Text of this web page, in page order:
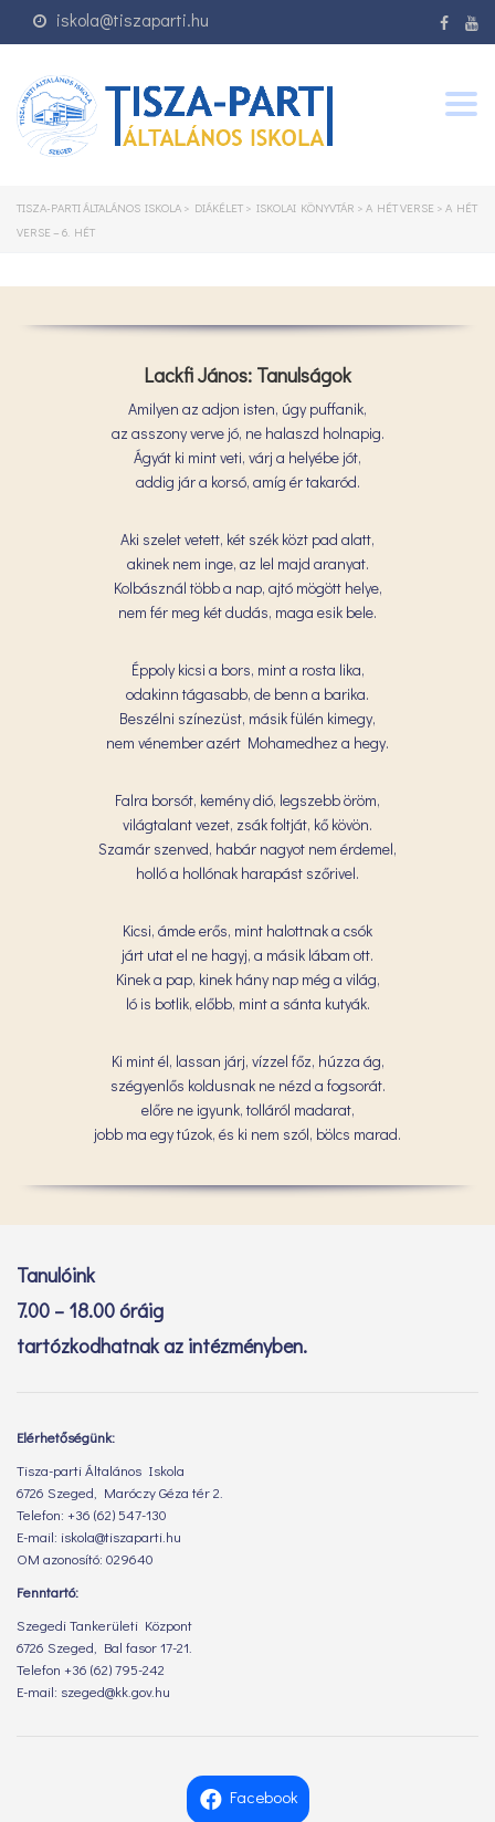
iskola@tiszaparti.hu
TISZA-PARTI ÁLTALÁNOS ISKOLA > DIÁKÉLET > ISKOLAI KÖNYVTÁR > A HÉT VERSE > A HÉT
VERSE – 6. HÉT
Lackfi János: Tanulságok
Amilyen az adjon isten, úgy puffanik,
az asszony verve jó, ne halaszd holnapig.
Ágyát ki mint veti, várj a helyébe jót,
addig jár a korsó, amíg ér takaród.
Aki szelet vetett, két szék közt pad alatt,
akinek nem inge, az lel majd aranyat.
Kolbásznál több a nap, ajtó mögött helye,
nem fér meg két dudás, maga esik bele.
Éppoly kicsi a bors, mint a rosta lika,
odakinn tágasabb, de benn a barika.
Beszélni színezüst, másik fülén kimegy,
nem vénember azért Mohamedhez a hegy.
Falra borsót, kemény dió, legszebb öröm,
világtalant vezet, zsák foltját, kő kövön.
Szamár szenved, habár nagyot nem érdemel,
holló a hollónak harapást szőrivel.
Kicsi, ámde erős, mint halottnak a csók
járt utat el ne hagyj, a másik lábam ott.
Kinek a pap, kinek hány nap még a világ,
ló is botlik, előbb, mint a sánta kutyák.
Ki mint él, lassan járj, vízzel főz, húzza ág,
szégyenlős koldusnak ne nézd a fogsorát.
előre ne igyunk, tolláról madarat,
jobb ma egy túzok, és ki nem szól, bölcs marad.
Tanulóink
7.00 – 18.00 óráig
tartózkodhatnak az intézményben.
Elérhetőségünk:
Tisza-parti Általános Iskola
6726 Szeged, Maróczy Géza tér 2.
Telefon: +36 (62) 547-130
E-mail: iskola@tiszaparti.hu
OM azonosító: 029640
Fenntartó:
Szegedi Tankerületi Központ
6726 Szeged, Bal fasor 17-21.
Telefon +36 (62) 795-242
E-mail: szeged@kk.gov.hu
Facebook